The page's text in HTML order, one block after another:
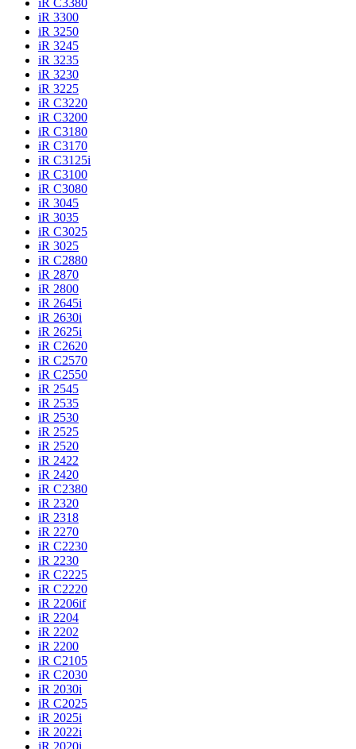
iR 3300
iR 3250
iR 3245
iR 3235
iR 3230
iR 3225
iR C3220
iR C3200
iR C3180
iR C3170
iR C3125i
iR C3100
iR C3080
iR 3045
iR 3035
iR C3025
iR 3025
iR C2880
iR 2870
iR 2800
iR 2645i
iR 2630i
iR 2625i
iR C2620
iR C2570
iR C2550
iR 2545
iR 2535
iR 2530
iR 2525
iR 2520
iR 2422
iR 2420
iR C2380
iR 2320
iR 2318
iR 2270
iR C2230
iR 2230
iR C2225
iR C2220
iR 2206if
iR 2204
iR 2202
iR 2200
iR C2105
iR C2030
iR 2030i
iR C2025
iR 2025i
iR 2022i
iR 2020i